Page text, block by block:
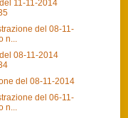
11-11-2014
del 08-11-
n...
08-11-2014
del 08-11-2014
del 06-11-
n...